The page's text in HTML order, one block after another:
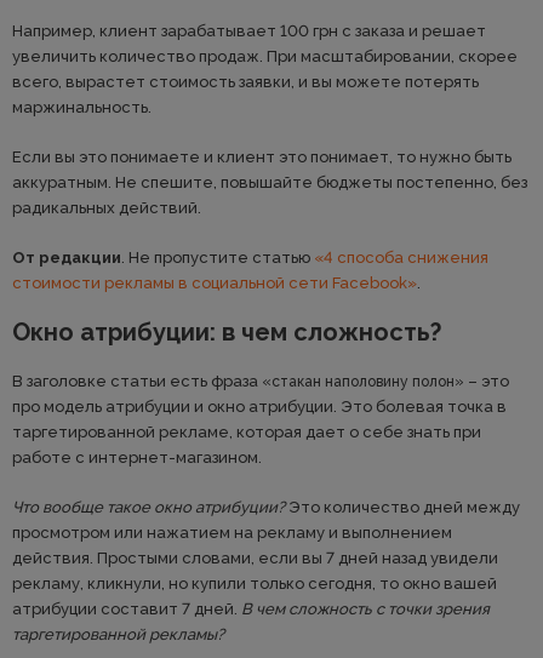
Например, клиент зарабатывает 100 грн с заказа и решает
увеличить количество продаж. При масштабировании, скорее
всего, вырастет стоимость заявки, и вы можете потерять
маржинальность.
Если вы это понимаете и клиент это понимает, то нужно быть
аккуратным. Не спешите, повышайте бюджеты постепенно, без
радикальных действий.
От редакции. Не пропустите статью «4 способа снижения
стоимости рекламы в социальной сети Facebook».
Окно атрибуции: в чем сложность?
В заголовке статьи есть фраза «стакан наполовину полон» – это
про модель атрибуции и окно атрибуции. Это болевая точка в
таргетированной рекламе, которая дает о себе знать при
работе с интернет-магазином.
Что вообще такое окно атрибуции?Это количество дней между
просмотром или нажатием на рекламу и выполнением
действия. Простыми словами, если вы 7 дней назад увидели
рекламу, кликнули, но купили только сегодня, то окно вашей
атрибуции составит 7 дней. В чем сложность с точки зрения
таргетированной рекламы?